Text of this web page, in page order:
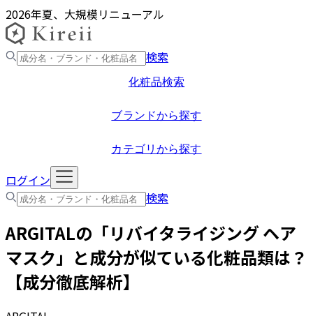
2026年夏、大規模リニューアル
検索
化粧品検索
ブランドから探す
カテゴリから探す
ログイン
検索
ARGITALの「リバイタライジング ヘア
マスク 」と成分が似ている化粧品類は？
【成分徹底解析】